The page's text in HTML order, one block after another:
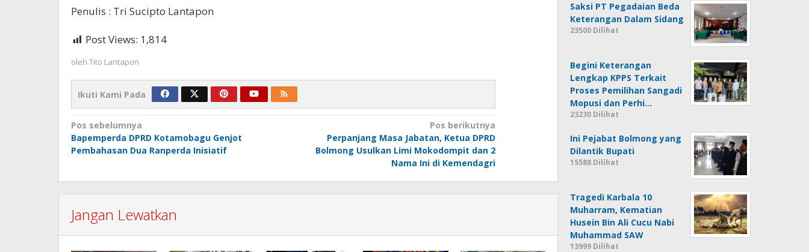
Penulis : Tri Sucipto Lantapon
Post Views: 1,814
oleh Tito Lantapon
Ikuti Kami Pada
Navigasi
pos
Pos sebelumnya
Bapemperda DPRD Kotamobagu Genjot
Pembahasan Dua Ranperda Inisiatif
Pos berikutnya
Perpanjang Masa Jabatan, Ketua DPRD
Bolmong Usulkan Limi Mokodompit dan 2
Nama Ini di Kemendagri
Jangan Lewatkan
Saksi PT Pegadaian Beda
Keterangan Dalam Sidang
23500 Dilihat
Begini Keterangan
Lengkap KPPS Terkait
Proses Pemilihan Sangadi
Mopusi dan Perhi…
23230 Dilihat
Ini Pejabat Bolmong yang
Dilantik Bupati
15588 Dilihat
Tragedi Karbala 10
Muharram, Kematian
Husein Bin Ali Cucu Nabi
Muhammad SAW
13999 Dilihat